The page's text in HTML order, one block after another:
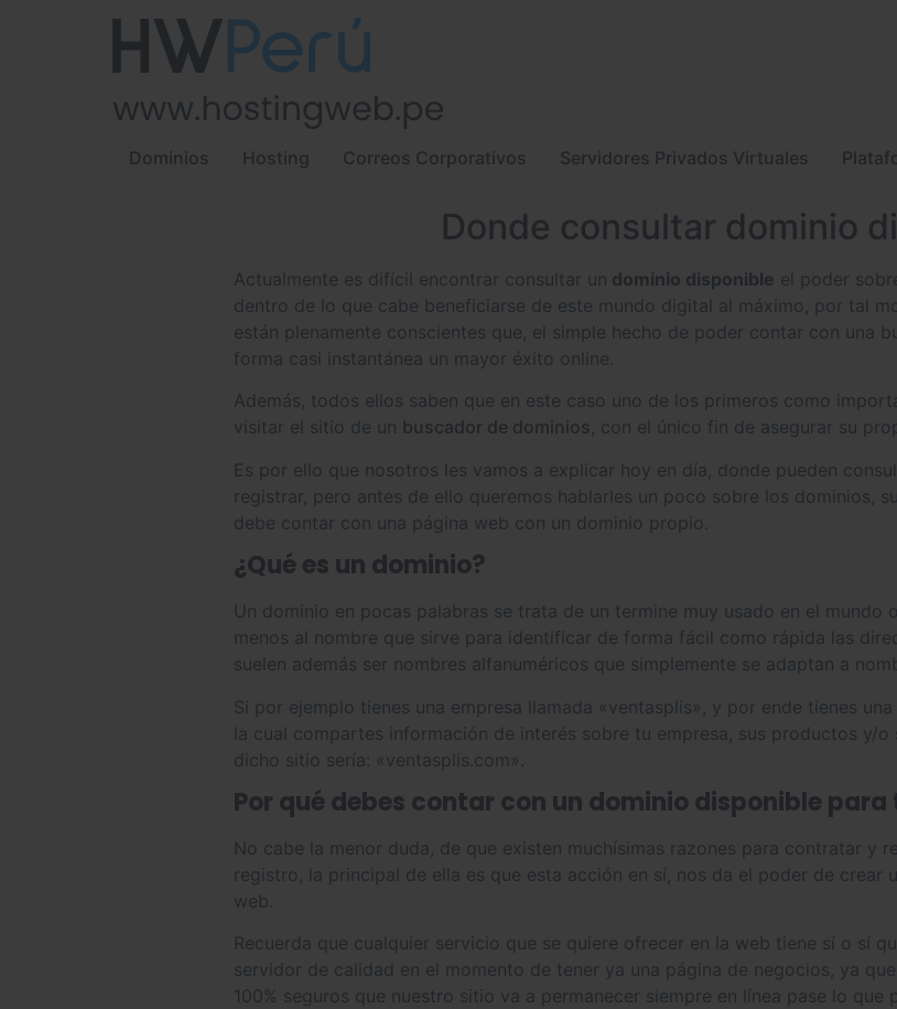
Dominios Hosting Correos Corporativos Servidores Privados Virtuales
Donde consultar dominio
Actualmente es difícil encontrar consultar un dominio disponible el poder
dentro de lo que cabe beneficiarse de este mundo digital al máximo, por tal
están plenamente conscientes que, el simple hecho de poder contar con una
forma casi instantánea un mayor éxito online.
Además, todos ellos saben que en este caso uno de los primeros como
visitar el sitio de un buscador de dominios , con el único fin de asegurar su
Es por ello que nosotros les vamos a explicar hoy en día, donde pueden
registrar, pero antes de ello queremos hablarles un poco sobre los dominios,
debe contar con una página web con un dominio propio.
¿Qué es un dominio?
Un dominio en pocas palabras se trata de un termine muy usado en el mundo
menos al nombre que sirve para identificar de forma fácil como rápida las
suelen además ser nombres alfanuméricos que simplemente se adaptan a
Si por ejemplo tienes una empresa llamada «ventasplis», y por ende tienes
la cual compartes información de interés sobre tu empresa, sus productos y/
dicho sitio sería: «ventasplis.com».
Por qué debes contar con un dominio disponible
No cabe la menor duda, de que existen muchísimas razones para contratar y
registro, la principal de ella es que esta acción en sí, nos da el poder de crear
web.
Recuerda que cualquier servicio que se quiere ofrecer en la web tiene sí o sí
servidor de calidad en el momento de tener ya una página de negocios, ya
100% seguros que nuestro sitio va a permanecer siempre en línea pase lo